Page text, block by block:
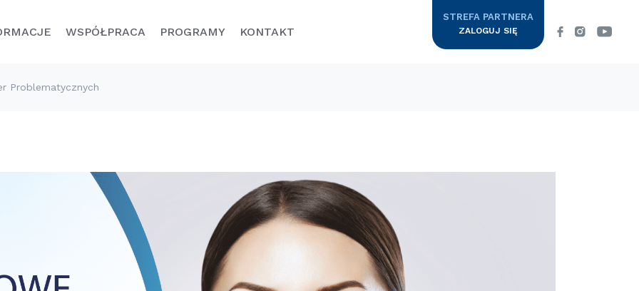
WSPÓŁPRACA PROGRAMY KONTAKT
STREFA PARTNERA
ZALOGUJ SIĘ
SPRAWDŹ CENNIK
Lista marzeń
COLWAY – oprócz unikalnych
produktów i możliwości zarabiania na
ich polecaniu, pomaga swoim
COLWAYowe SPA
Zapraszamy Cię w podróż do krainy
luksusu, w której specjalne Rytuały
Pielęgnacyjne…
Problematycznych